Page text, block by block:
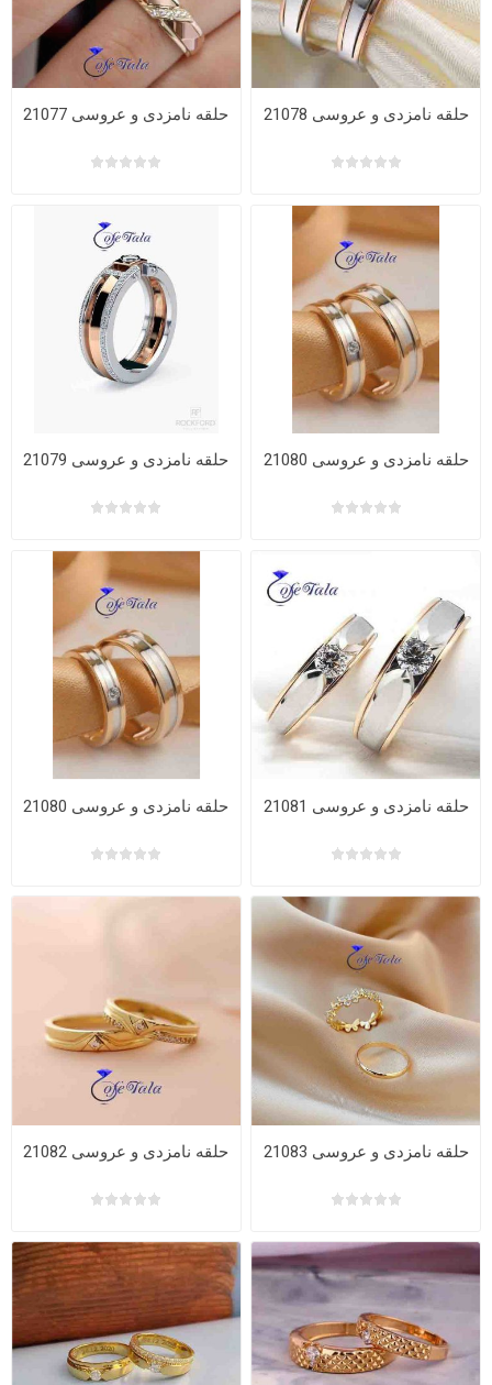
حلقه نامزدی و عروسی 21077 حلقه نامزدی و عروسی 21078
حلقه نامزدی و عروسی 21079 حلقه نامزدی و عروسی 21080
حلقه نامزدی و عروسی 21080 حلقه نامزدی و عروسی 21081
حلقه نامزدی و عروسی 21082 حلقه نامزدی و عروسی 21083